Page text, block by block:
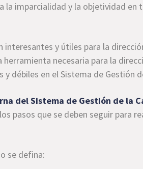
la imparcialidad y la objetividad en
y útiles para la
herramienta necesaria para la
débiles en el Sistema de Gestión
del Sistema de Gestión de la
pasos que se deben seguir para
se defina: